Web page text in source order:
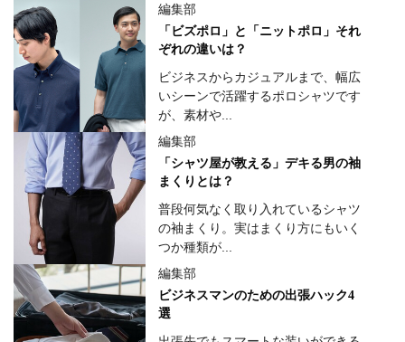
編集部
「ビズポロ」と「ニットポロ」それ
ぞれの違いは？
ビジネスからカジュアルまで、幅広
いシーンで活躍するポロシャツです
が、素材や...
編集部
「シャツ屋が教える」デキる男の袖
まくりとは？
普段何気なく取り入れているシャツ
の袖まくり。実はまくり方にもいく
つか種類が...
編集部
ビジネスマンのための出張ハック4
選